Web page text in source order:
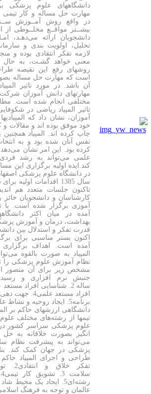
دانشگاههای علوم پزشکی
مهارت حل مساله و کار تیمی
در واقع روش آمــوزش
بیشــتر مواقــع مخلــوطی از
دانشجویان ارائه می‌دهـد،
تحلیل، اولویت بندی و
لازمه تفکر انتقادی بوده و
معنی خواهد گشـت، به حال
روشهای رفع این نقیصه
است که مهارت حل مساله
آن باشد. در مورد تاثیر
مهارتهای دانش آموزان شرکت
مختلفی انجام شده است.
تاثیر المپیاد ریاضی در
آموزان، نشان داد که
خود موفق بوده اند و مقالات و
چاپ کرده اند. المپیاد همچنین
نفس آنان شده بود و به
کرده بود. این امر نشان
علمی می‌تواند به رشد
در دانشگاه علوم پزشکی
سال 1385 اقدامات اولیه
تاکنون جلسات متعدد هم
کارشناسان و دانشجویان حائز
آموزی برگزار شده است. با
آمده در میان اکثر
بهداشت، درمان و آموزش
قدرت تفکر و استدلال بین
اکنون بستر مناسبی برای
آمده است. اهداف برگزاری
المپیاد به صورت بالقوه
نظام آموزش علوم پزشکی را
افراد مستعد
دانشگاهی ارزشهای حاکم بر
تیمها از رشته‌های مختلف علوم
علوم پزشکی سراسر کشور در
انگیز بصورت خلاقانه به حل
می‌تواند به پیشرفت نظام
پزشکی در جهان کمک کند.
تفکر
عالمان و توجه به فرهنگ اسلامی